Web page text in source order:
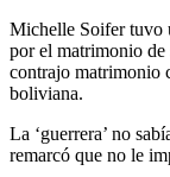
Michelle Soifer tuvo
por el matrimonio
contrajo matrimonio
boliviana.
La ‘guerrera’ no
remarcó que no le